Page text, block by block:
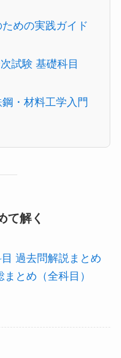
めの実践ガイド
試験 基礎科目
・材料工学入門
て解く
過去問解説まとめ
とめ（全科目）